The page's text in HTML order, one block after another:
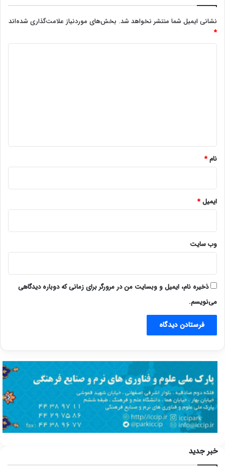
نشانی ایمیل شما منتشر نخواهد شد. بخش‌های موردنیاز علامت‌گذاری شده‌اند
*
نام*
ایمیل*
وب‌ سایت
ذخیره نام، ایمیل و وبسایت من در مرورگر برای زمانی که دوباره دیدگاهی
می‌نویسم.
خبر جدید